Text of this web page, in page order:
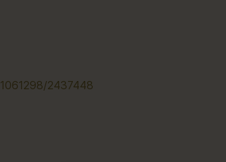
1061298/2437448